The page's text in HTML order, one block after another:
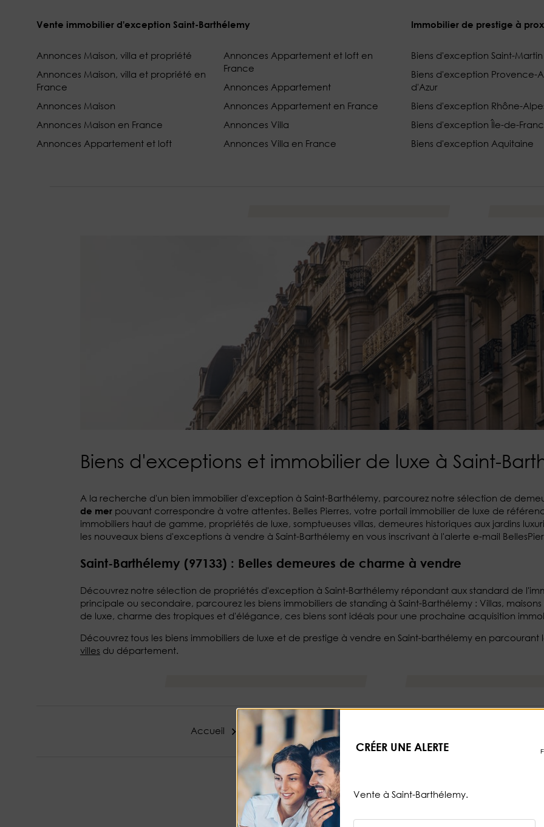
Vente immobilier d'exception Saint-Barthélemy
Annonces Maison, villa et propriété
Annonces Maison, villa et propriété en
France
Annonces Maison
Annonces Maison en France
Annonces Appartement et loft
Annonces Appartement et loft en
France
Annonces Appartement
Annonces Appartement en France
Annonces Villa
Annonces Villa en France
Immobilier de prestige à
Biens d'exception Saint-Martin
Biens d'exception Provence-
d'Azur
Biens d'exception Rhône-
Biens d'exception Île-de-
Biens d'exception Aquitaine
Biens d'exceptions et immobilier de luxe à Saint-
A la recherche d'un bien immobilier d'exception à Saint-Barthélemy, parcourez notre sélection de
de mer pouvant correspondre à votre attentes. Belles Pierres, votre portail immobilier de luxe de
immobiliers haut de gamme, propriétés de luxe, somptueuses villas, demeures historiques aux jardins
les nouveaux biens d'exceptions à vendre à Saint-Barthélemy en vous inscrivant à l'alerte e-mail
Saint-Barthélemy (97133) : Belles demeures de charme à vendre
Découvrez notre sélection de propriétés d'exception à Saint-Barthélemy répondant aux standard de
principale ou secondaire, parcourez les biens immobiliers de standing à Saint-Barthélemy : Villas,
de luxe, charme des tropiques et d'élégance, ces biens sont idéals pour une prochaine acquisition
Découvrez tous les biens immobiliers de luxe et de prestige à vendre en Saint-barthélemy en parcourant
villes du département.
Accueil Vente Outre-mer
Suivez
CRÉER UNE ALERTE
Vente à Saint-Barthélemy.